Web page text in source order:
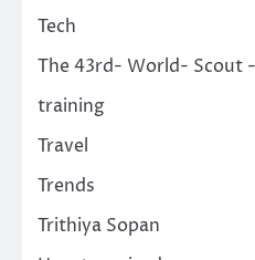
Tech
The 43rd- World- Scout
training
Travel
Trends
Trithiya Sopan